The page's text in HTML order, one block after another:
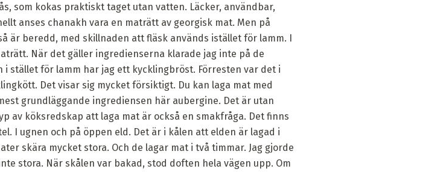
som kokas praktiskt taget utan vatten. Läcker, användbar,
anses chanakh vara en maträtt av georgisk mat. Men på
är beredd, med skillnaden att fläsk används istället för lamm. I
När det gäller ingredienserna klarade jag inte på de
stället för lamm har jag ett kycklingbröst. Förresten var det i
Det visar sig mycket försiktigt. Du kan laga mat med
grundläggande ingrediensen här aubergine. Det är utan
av köksredskap att laga mat är också en smakfråga. Det finns
I ugnen och på öppen eld. Det är i kålen att elden är lagad i
skära mycket stora. Och de lagar mat i två timmar. Jag gjorde
stora. När skålen var bakad, stod doften hela vägen upp. Om